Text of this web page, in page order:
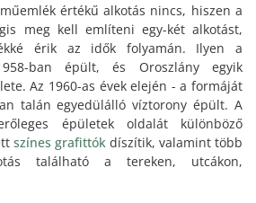
értékű alkotás nincs, hiszen a
meg kell említeni egy-két alkotást,
érik az idők folyamán. Ilyen a
ban épült, és Oroszlány egyik
Az 1960-as évek elején - a formáját
talán egyedülálló víztorony épült. A
épületek oldalát különböző
színes grafittók díszítik, valamint több
található a tereken, utcákon,